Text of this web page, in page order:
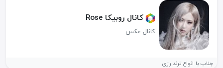
کانال روبیکا Rose
کانال عکس
جناب با انواع ترند رزی